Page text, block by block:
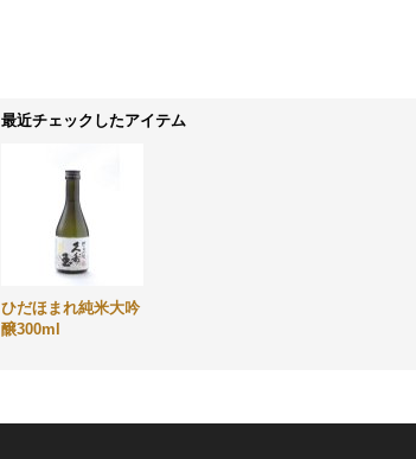
最近チェックしたアイテム
ひだほまれ純米大吟
醸300ml